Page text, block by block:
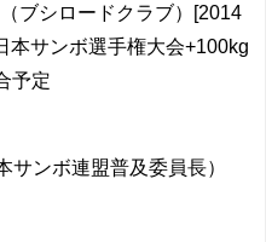
ブシロードクラブ）[2014
本サンボ選手権大会+100kg
予定
ンボ連盟普及委員長）